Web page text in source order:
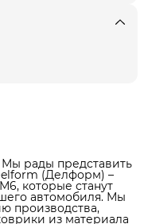
рады представить
(Делформ) –
которые станут
автомобиля. Мы
производства,
из материала